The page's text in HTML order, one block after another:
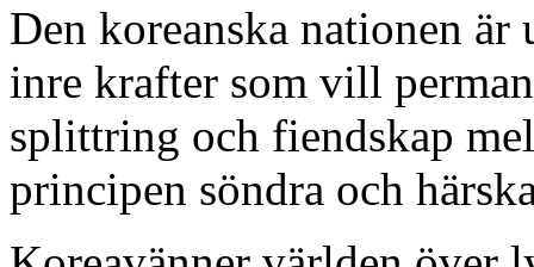
Den koreanska nationen
inre krafter som vill
splittring och fiendskap
principen söndra och